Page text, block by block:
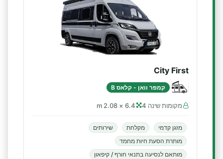
City First
קמפר וואן - קלאס B
מקומות שינה 4 6.4 × 2.08 m
מזגן קדמי מקלחת
שירותים
מותרת הסעת חיות מחמד
מותאם לנסיעה בתנאי חורף / קיפאון